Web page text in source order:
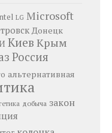
LG Microsoft
Донецк
Киев Крым
Россия
альтернативная
добыча закон